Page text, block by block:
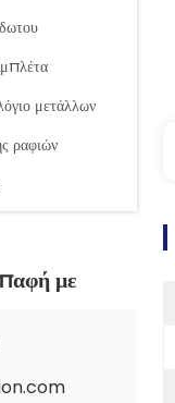
μετάλλων
ραφιών
με